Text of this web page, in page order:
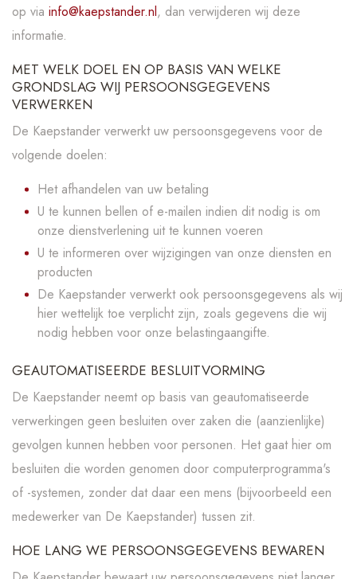
op via info@kaepstander.nl, dan verwijderen wij deze
informatie.
MET WELK DOEL EN OP BASIS VAN WELKE
GRONDSLAG WIJ PERSOONSGEGEVENS
VERWERKEN
De Kaepstander verwerkt uw persoonsgegevens voor de
volgende doelen:
Het afhandelen van uw betaling
U te kunnen bellen of e-mailen indien dit nodig is om
onze dienstverlening uit te kunnen voeren
U te informeren over wijzigingen van onze diensten en
producten
De Kaepstander verwerkt ook persoonsgegevens als wij
hier wettelijk toe verplicht zijn, zoals gegevens die wij
nodig hebben voor onze belastingaangifte.
GEAUTOMATISEERDE BESLUITVORMING
De Kaepstander neemt op basis van geautomatiseerde
verwerkingen geen besluiten over zaken die (aanzienlijke)
gevolgen kunnen hebben voor personen. Het gaat hier om
besluiten die worden genomen door computerprogramma's
of -systemen, zonder dat daar een mens (bijvoorbeeld een
medewerker van De Kaepstander) tussen zit.
HOE LANG WE PERSOONSGEGEVENS BEWAREN